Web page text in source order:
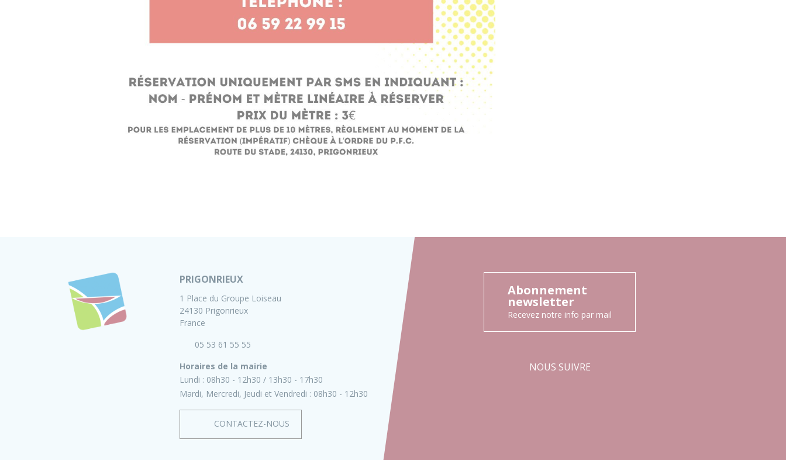
PRIGONRIEUX
1 Place du Groupe Loiseau
24130 Prigonrieux
France
05 53 61 55 55
Horaires de la mairie
Lundi : 08h30 - 12h30
13h30 - 17h30
Mardi, Mercredi, Jeudi et Vendredi : 08h30 - 12h30
CONTACTEZ-NOUS
Abonnement
newsletter
Recevez notre info par mail
NOUS SUIVRE